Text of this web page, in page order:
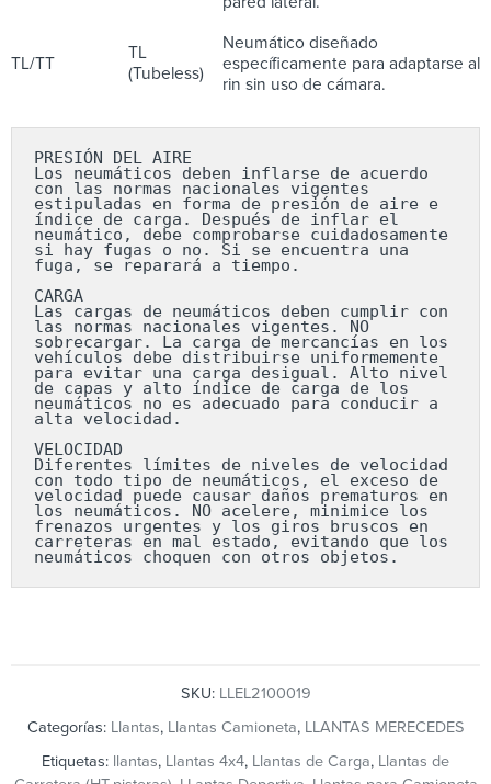
TL/TT
TL
(Tubeless)
Neumático diseñado
específicamente para adaptarse al
rin sin uso de cámara.
PRESIÓN DEL AIRE
Los neumáticos deben inflarse de acuerdo
con las normas nacionales vigentes
estipuladas en forma de presión de aire e
índice de carga. Después de inflar el
neumático, debe comprobarse cuidadosamente
si hay fugas o no. Si se encuentra una
fuga, se reparará a tiempo.
CARGA
Las cargas de neumáticos deben cumplir con
las normas nacionales vigentes. NO
sobrecargar. La carga de mercancías en los
vehículos debe distribuirse uniformemente
para evitar una carga desigual. Alto nivel
de capas y alto índice de carga de los
neumáticos no es adecuado para conducir a
alta velocidad.
VELOCIDAD
Diferentes límites de niveles de velocidad
con todo tipo de neumáticos, el exceso de
velocidad puede causar daños prematuros en
los neumáticos. NO acelere, minimice los
frenazos urgentes y los giros bruscos en
carreteras en mal estado, evitando que los
neumáticos choquen con otros objetos.
SKU: LLEL2100019
Categorías: Llantas, Llantas Camioneta, LLANTAS MERECEDES
Etiquetas: llantas, Llantas 4x4, Llantas de Carga, Llantas de